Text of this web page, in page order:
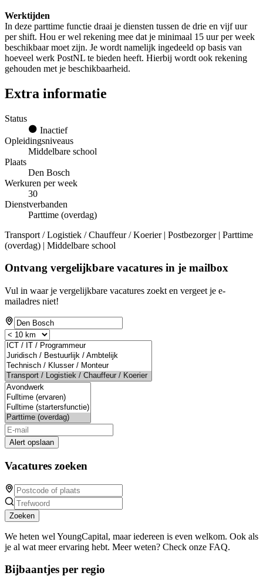
Werktijden
In deze parttime functie draai je diensten tussen de drie en vijf uur
per shift. Hou er wel rekening mee dat je minimaal 15 uur per week
beschikbaar moet zijn. Je wordt namelijk ingedeeld op basis van
hoeveel werk PostNL te bieden heeft. Hierbij wordt ook rekening
gehouden met je beschikbaarheid.
Extra informatie
Status
Inactief
Opleidingsniveaus
Middelbare school
Plaats
Den Bosch
Werkuren per week
30
Dienstverbanden
Parttime (overdag)
Transport / Logistiek / Chauffeur / Koerier | Postbezorger | Parttime
(overdag) | Middelbare school
Ontvang vergelijkbare vacatures in je mailbox
Vul in waar je vergelijkbare vacatures zoekt en vergeet je e-
mailadres niet!
Alert opslaan
Vacatures zoeken
Zoeken
We heten wel YoungCapital, maar iedereen is even welkom. Ook als
je al wat meer ervaring hebt. Meer weten? Check onze FAQ.
Bijbaantjes per regio